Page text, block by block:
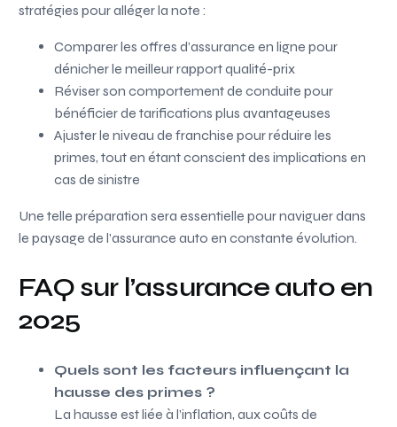
stratégies pour alléger la note :
Comparer les offres d’assurance en ligne pour
dénicher le meilleur rapport qualité-prix
Réviser son comportement de conduite pour
bénéficier de tarifications plus avantageuses
Ajuster le niveau de franchise pour réduire les
primes, tout en étant conscient des implications en
cas de sinistre
Une telle préparation sera essentielle pour naviguer dans
le paysage de l’assurance auto en constante évolution.
FAQ sur l’assurance auto en
2025
Quels sont les facteurs influençant la
hausse des primes ?
La hausse est liée à l’inflation, aux coûts de